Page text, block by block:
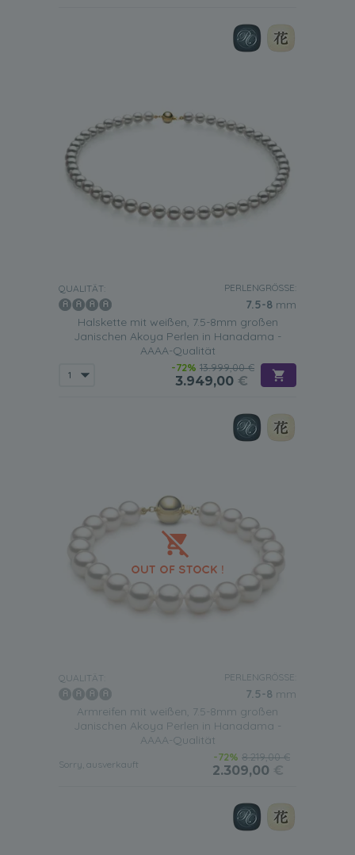
QUALITÄT: PERLENGRÖSSE:
7.5-8 mm
Halskette mit weißen, 7.5-8mm großen
Janischen Akoya Perlen in Hanadama -
AAAA-Qualität
-72% 13.999,00 €
3.949,00 €
QUALITÄT: PERLENGRÖSSE:
7.5-8 mm
Armreifen mit weißen, 7.5-8mm großen
Janischen Akoya Perlen in Hanadama -
AAAA-Qualität
Sorry, ausverkauft
-72% 8.219,00 €
2.309,00 €